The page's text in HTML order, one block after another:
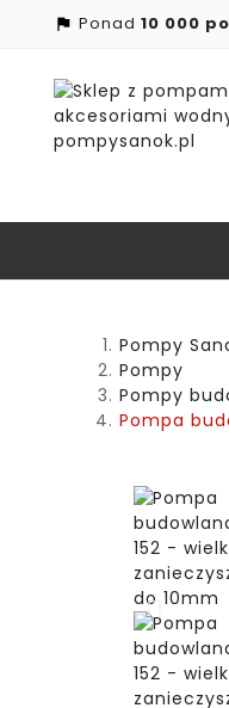
 Ponad 10 000
Pompy
Pompy
Pompy
Pompa